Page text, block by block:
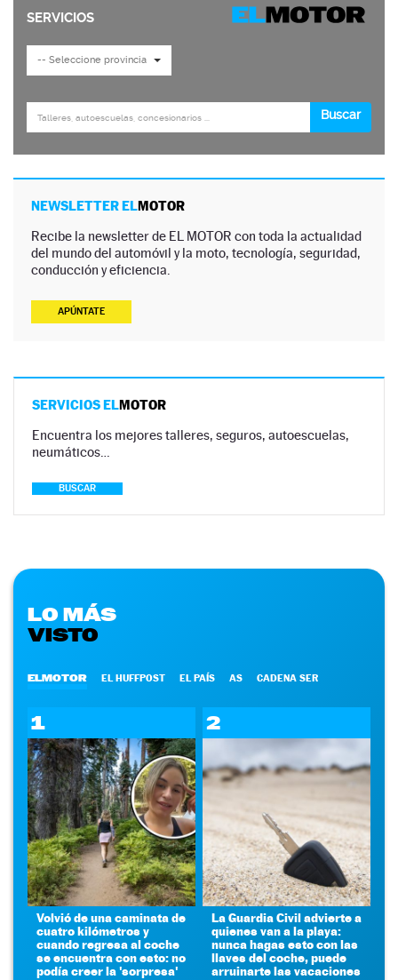
NEWSLETTER ELMOTOR
Recibe la newsletter de EL MOTOR con toda la actualidad
del mundo del automóvil y la moto, tecnología, seguridad,
conducción y eficiencia.
APÚNTATE
SERVICIOS ELMOTOR
Encuentra los mejores talleres, seguros, autoescuelas,
neumáticos…
BUSCAR
LO MÁS
VISTO
ELMOTOR EL HUFFPOST EL PAÍS AS CADENA SER
1
Volvió de una caminata de
cuatro kilómetros y
cuando regresa al coche
se encuentra con esto: no
podía creer la 'sorpresa'
2
La Guardia Civil advierte a
quienes van a la playa:
nunca hagas esto con las
llaves del coche, puede
arruinarte las vacaciones